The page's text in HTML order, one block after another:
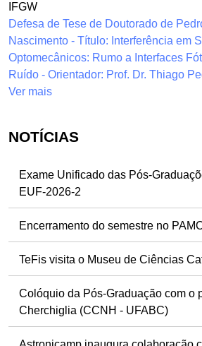
IFGW
Defesa de Tese de Doutorado de
Nascimento - Título: Interferência em
Optomecânicos: Rumo a Interfaces
Ruído - Orientador: Prof. Dr. Thiago
Ver mais
NOTÍCIAS
Exame Unificado das Pós-
EUF-2026-2
Encerramento do semestre no
TeFis visita o Museu de Ciências
Colóquio da Pós-Graduação com o
Cherchiglia (CCNH - UFABC)